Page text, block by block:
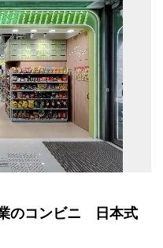
のコンビニ 日本式